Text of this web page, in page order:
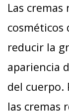
Las
cosméticos
reducir la
apariencia
del cuerpo.
las cremas